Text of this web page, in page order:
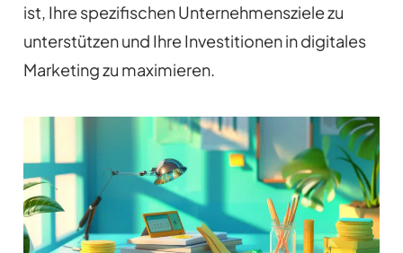
ist, Ihre spezifischen Unternehmensziele zu
unterstützen und Ihre Investitionen in digitales
Marketing zu maximieren.